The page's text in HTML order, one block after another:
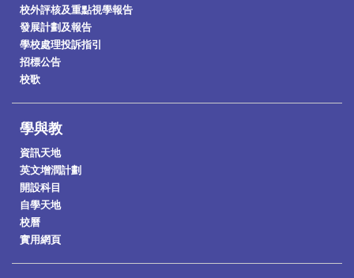
校外評核及重點視學報告
發展計劃及報告
學校處理投訴指引
招標公告
校歌
學與教
資訊天地
英文增潤計劃
開設科目
自學天地
校曆
實用網頁